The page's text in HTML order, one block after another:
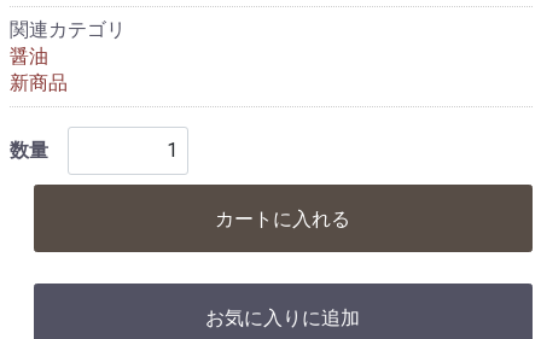
関連カテゴリ
醤油
新商品
数量
カートに入れる
お気に入りに追加